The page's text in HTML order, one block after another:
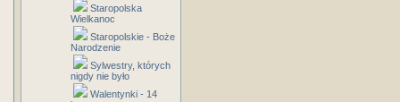
Staropolska
Wielkanoc
Staropolskie - Boże
Narodzenie
Sylwestry, których
nigdy nie było
Walentynki - 14